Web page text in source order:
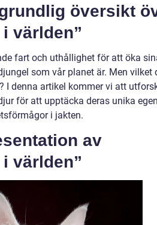
översikt
världen”
fart och uthållighet för att öka
som vår planet är. Men vilket
I denna artikel kommer vi att
för att upptäcka deras unika
i jakten.
av
världen”